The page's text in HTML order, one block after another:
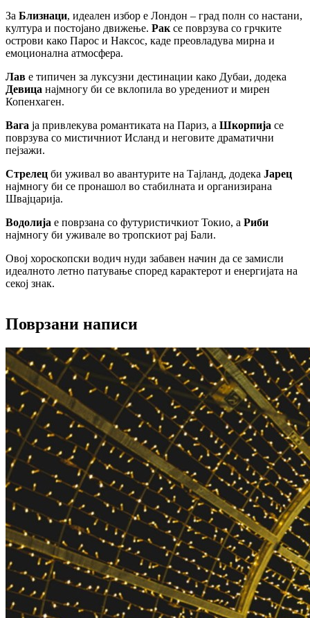
За Близнаци, идеален избор е Лондон – град полн со настани,
култура и постојано движење. Рак се поврзува со грчките
острови како Парос и Наксос, каде преовладува мирна и
емоционална атмосфера.
Лав е типичен за луксузни дестинации како Дубаи, додека
Девица најмногу би се вклопила во уредениот и мирен
Копенхаген.
Вага ја привлекува романтиката на Париз, а Шкорпија се
поврзува со мистичниот Исланд и неговите драматични
пејзажи.
Стрелец би уживал во авантурите на Тајланд, додека Јарец
најмногу би се пронашол во стабилната и организирана
Швајцарија.
Водолија е поврзана со футуристичкиот Токио, а Риби
најмногу би уживале во тропскиот рај Бали.
Овој хороскопски водич нуди забавен начин да се замисли
идеалното летно патување според карактерот и енергијата на
секој знак.
Поврзани написи